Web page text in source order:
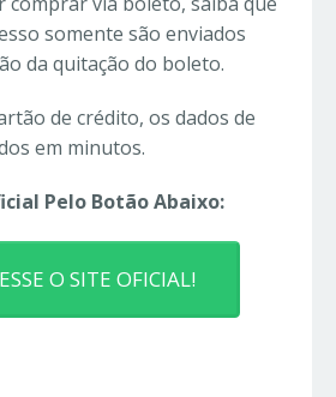
somente são enviados
da quitação do boleto.
de crédito, os dados de
em minutos.
Pelo Botão Abaixo:
O SITE OFICIAL!